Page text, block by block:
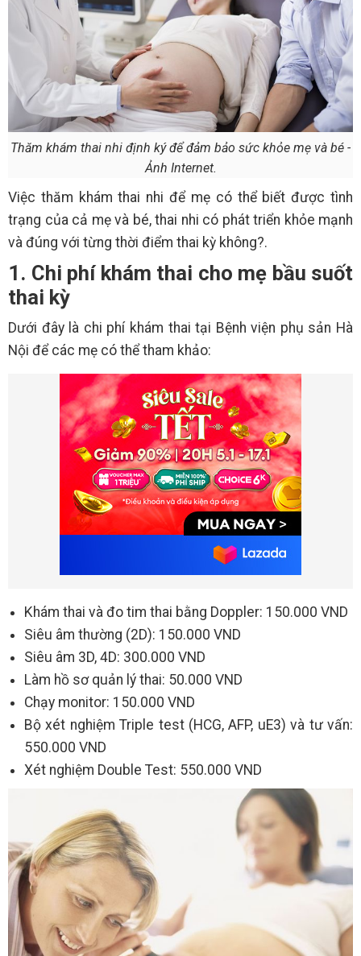
Thăm khám thai nhi định ký để đảm bảo sức khỏe mẹ và bé -
Ảnh Internet.
Việc thăm khám thai nhi để mẹ có thể biết được tình
trạng của cả mẹ và bé, thai nhi có phát triển khỏe mạnh
và đúng với từng thời điểm thai kỳ không?.
1. Chi phí khám thai cho mẹ bầu suốt
thai kỳ
Dưới đây là chi phí khám thai tại Bệnh viện phụ sản Hà
Nội để các mẹ có thể tham khảo:
Khám thai và đo tim thai bằng Doppler: 150.000 VND
Siêu âm thường (2D): 150.000 VND
Siêu âm 3D, 4D: 300.000 VND
Làm hồ sơ quản lý thai: 50.000 VND
Chạy monitor: 150.000 VND
Bộ xét nghiệm Triple test (HCG, AFP, uE3) và tư vấn:
550.000 VND
Xét nghiệm Double Test: 550.000 VND